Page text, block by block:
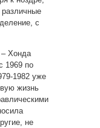
с
– Хонда
1969 по
1982 уже
жизнь
не